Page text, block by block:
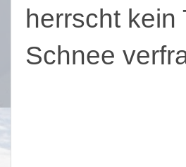
herrscht
Schnee